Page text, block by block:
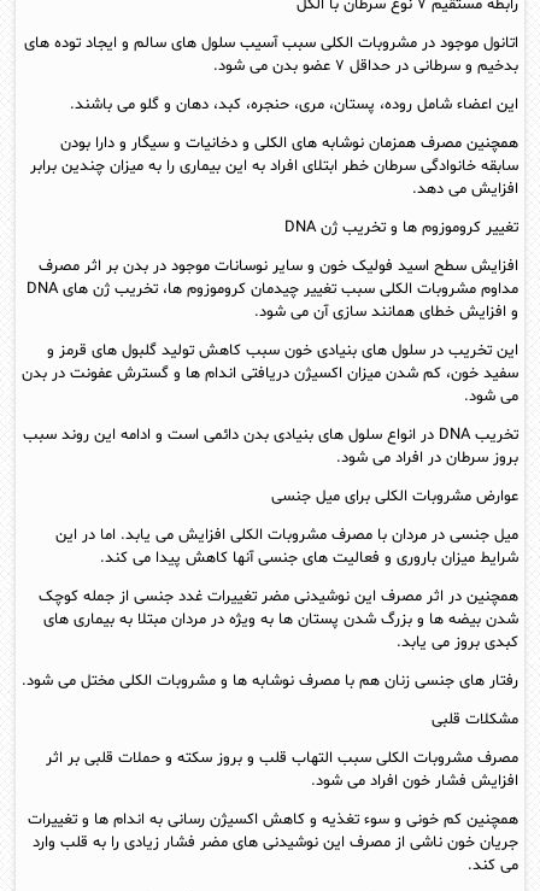
رابطه مستقیم ۷ نوع سرطان با الکل
اتانول موجود در مشروبات الکلی سبب آسیب سلول های سالم و ایجاد توده های
بدخیم و سرطانی در حداقل ۷ عضو بدن می شود.
این اعضاء شامل روده، پستان، مری، حنجره، کبد، دهان و گلو می باشند.
همچنین مصرف همزمان نوشابه های الکلی و دخانیات و سیگار و دارا بودن
سابقه خانوادگی سرطان خطر ابتلای افراد به این بیماری را به میزان چندین برابر
افزایش می دهد.
تغییر کروموزوم ها و تخریب ژن DNA
افزایش سطح اسید فولیک خون و سایر نوسانات موجود در بدن بر اثر مصرف
مداوم مشروبات الکلی سبب تغییر چیدمان کروموزوم ها، تخریب ژن های DNA
و افزایش خطای همانند سازی آن می شود.
این تخریب در سلول های بنیادی خون سبب کاهش تولید گلبول های قرمز و
سفید خون، کم شدن میزان اکسیژن دریافتی اندام ها و گسترش عفونت در بدن
می شود.
تخریب DNA در انواع سلول های بنیادی بدن دائمی است و ادامه این روند سبب
بروز سرطان در افراد می شود.
عوارض مشروبات الکلی برای میل جنسی
میل جنسی در مردان با مصرف مشروبات الکلی افزایش می یابد. اما در این
شرایط میزان باروری و فعالیت های جنسی آنها کاهش پیدا می کند.
همچنین در اثر مصرف این نوشیدنی مضر تغییرات غدد جنسی از جمله کوچک
شدن بیضه ها و بزرگ شدن پستان ها به ویژه در مردان مبتلا به بیماری های
کبدی بروز می یابد.
رفتار های جنسی زنان هم با مصرف نوشابه ها و مشروبات الکلی مختل می شود.
مشکلات قلبی
مصرف مشروبات الکلی سبب التهاب قلب و بروز سکته و حملات قلبی بر اثر
افزایش فشار خون افراد می شود.
همچنین کم خونی و سوء تغذیه و کاهش اکسیژن رسانی به اندام ها و تغییرات
جریان خون ناشی از مصرف این نوشیدنی های مضر فشار زیادی را به قلب وارد
می کند.